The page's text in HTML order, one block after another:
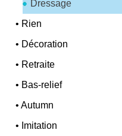
Dressage
• Rien
• Décoration
• Retraite
• Bas-relief
•Autumn
• Imitation